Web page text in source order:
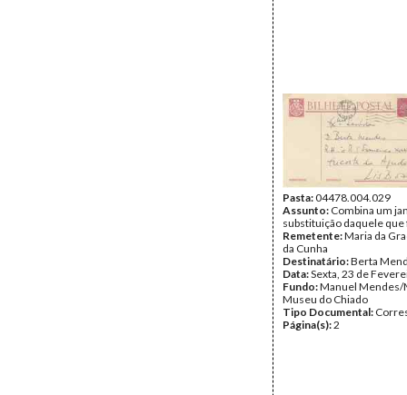
Pasta:04478.004.029
Assunto: Combina um
substituição daquele que
Remetente:Maria da
da Cunha
Destinatário:Berta
Data:Sexta, 23 de
Fundo:Manuel Mendes/
Museu do Chiado
Tipo Documental:
Página(s):2